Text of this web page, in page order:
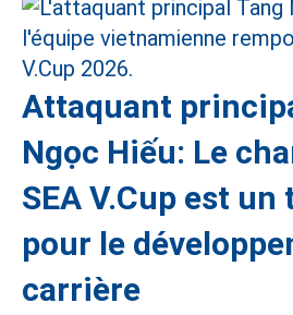
Attaquant
Ngọc Hiếu: Le
SEA V.Cup est
pour le
carrière